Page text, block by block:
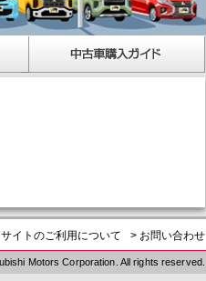
イトのご利用について > お問い合わせ
Motors Corporation. All rights reserved.